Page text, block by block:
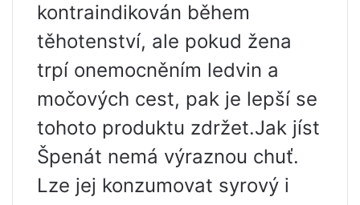
kontraindikován během
těhotenství, ale pokud žena
trpí onemocněním ledvin a
močových cest, pak je lepší se
tohoto produktu zdržet.Jak jíst
Špenát nemá výraznou chuť.
Lze jej konzumovat syrový i